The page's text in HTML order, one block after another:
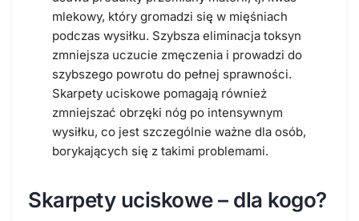
mlekowy, który gromadzi się w mięśniach
podczas wysiłku. Szybsza eliminacja toksyn
zmniejsza uczucie zmęczenia i prowadzi do
szybszego powrotu do pełnej sprawności.
Skarpety uciskowe pomagają również
zmniejszać obrzęki nóg po intensywnym
wysiłku, co jest szczególnie ważne dla osób,
borykających się z takimi problemami.
Skarpety uciskowe – dla kogo?